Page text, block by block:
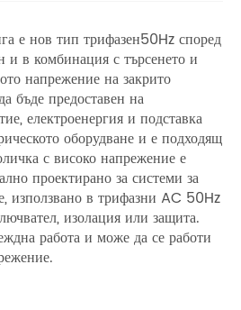
е нов тип трифазен50Hz според
и в комбинация с търсенето и
напрежение на закрито
предоставен на
електроенергия и подставка
оборудване и е подходящ
с високо напрежение е
проектирано за системи за
използвано в трифазни AC 50Hz
изолация или защита.
работа и може да се работи